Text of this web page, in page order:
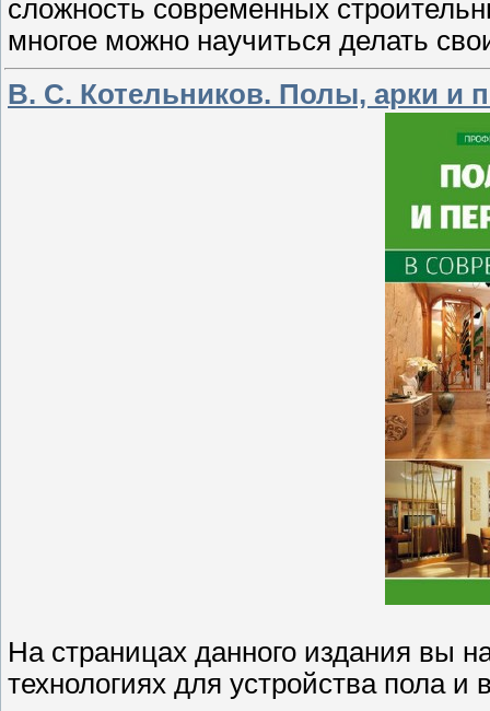
сложность современных
многое можно научиться делать
В. С. Котельников. Полы, арки и
На страницах данного издания вы
технологиях для устройства пола и